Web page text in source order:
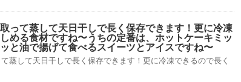
って蒸して天日干しで長く保存できます！更に冷凍
める食材ですね〜うちの定番は、ホットケーキミッ
と油で揚げて食べるスイーツとアイスですね〜
蒸して天日干しで長く保存できます！更に冷凍できるので長く